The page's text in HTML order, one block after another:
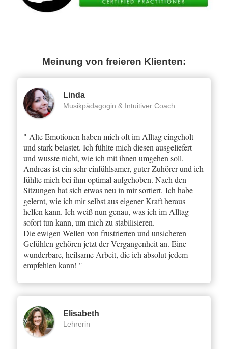
Meinung von freieren Klienten:
Linda
Musikpädagogin & Intuitiver Coach
" Alte Emotionen haben mich oft im Alltag eingeholt
und stark belastet. Ich fühlte mich diesen ausgeliefert
und wusste nicht, wie ich mit ihnen umgehen soll.
Andreas ist ein sehr einfühlsamer, guter Zuhörer und ich
fühlte mich bei ihm optimal aufgehoben. Nach den
Sitzungen hat sich etwas neu in mir sortiert. Ich habe
gelernt, wie ich mir selbst aus eigener Kraft heraus
helfen kann. Ich weiß nun genau, was ich im Alltag
sofort tun kann, um mich zu stabilisieren.
Die ewigen Wellen von frustrierten und unsicheren
Gefühlen gehören jetzt der Vergangenheit an. Eine
wunderbare, heilsame Arbeit, die ich absolut jedem
empfehlen kann! "
Elisabeth
Lehrerin